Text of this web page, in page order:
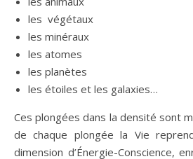
les végétaux
les minéraux
les atomes
les planètes
les étoiles et les galaxies…
Ces plongées dans la densité sont
de chaque plongée la Vie
dimension d’Énergie-Conscience,